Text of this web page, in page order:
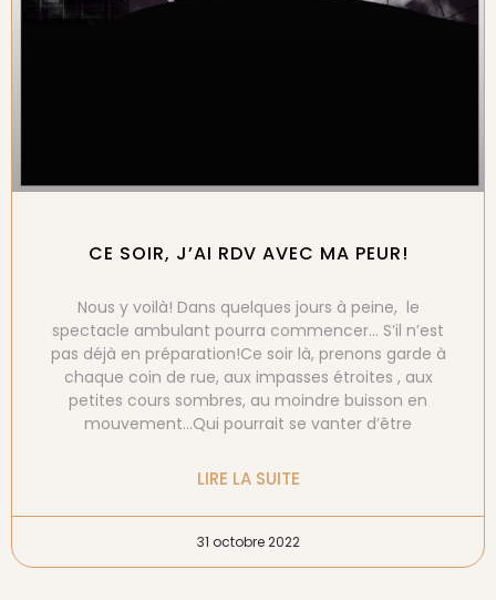
CE SOIR, J’AI RDV AVEC MA PEUR!
Nous y voilà! Dans quelques jours à peine, le
spectacle ambulant pourra commencer… S’il n’est
pas déjà en préparation!Ce soir là, prenons garde à
chaque coin de rue, aux impasses étroites , aux
petites cours sombres, au moindre buisson en
mouvement…Qui pourrait se vanter d’être
LIRE LA SUITE
31 octobre 2022